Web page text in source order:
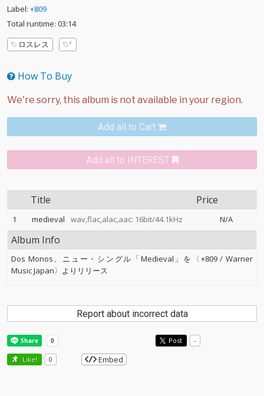
Label: +809
Total runtime: 03:14
ロスレス
How To Buy
Add all to Cart
Add all to INTEREST
Title Price
1 medieval wav,flac,alac,aac: 16bit/44.1kHz N/A
Album Info
Dos Monos、ニュー・シングル「Medieval」を〈+809 / Warner
Music Japan〉よりリリース
Report about incorrect data
Post -
Like! 0 Embed